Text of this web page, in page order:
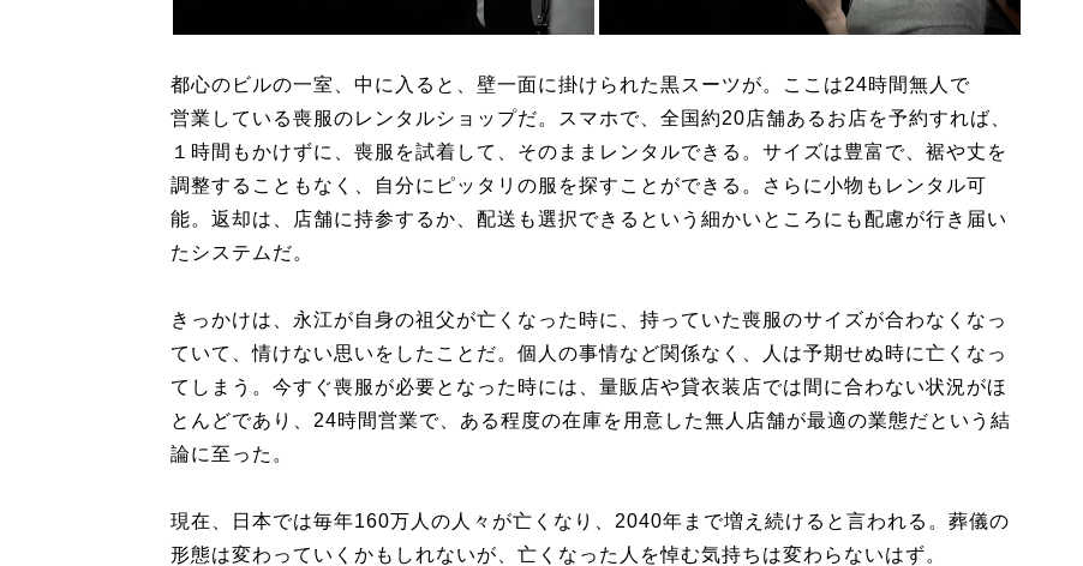
都心のビルの一室、中に入ると、壁一面に掛けられた黒スーツが。ここは24時間無人で
営業している喪服のレンタルショップだ。スマホで、全国約20店舗あるお店を予約すれば、
１時間もかけずに、喪服を試着して、そのままレンタルできる。サイズは豊富で、裾や丈を
調整することもなく、自分にピッタリの服を探すことができる。さらに小物もレンタル可
能。返却は、店舗に持参するか、配送も選択できるという細かいところにも配慮が行き届い
たシステムだ。
きっかけは、永江が自身の祖父が亡くなった時に、持っていた喪服のサイズが合わなくなっ
ていて、情けない思いをしたことだ。個人の事情など関係なく、人は予期せぬ時に亡くなっ
てしまう。今すぐ喪服が必要となった時には、量販店や貸衣装店では間に合わない状況がほ
とんどであり、24時間営業で、ある程度の在庫を用意した無人店舗が最適の業態だという結
論に至った。
現在、日本では毎年160万人の人々が亡くなり、2040年まで増え続けると言われる。葬儀の
形態は変わっていくかもしれないが、亡くなった人を悼む気持ちは変わらないはず。